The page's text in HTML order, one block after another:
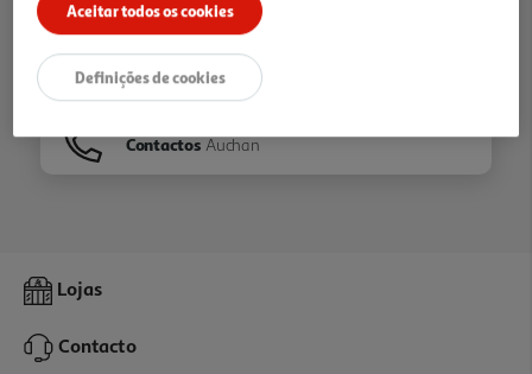
Folhetos
Contactos Auchan
Lojas
Contacto
Aceitar todos os cookies
Definições de cookies